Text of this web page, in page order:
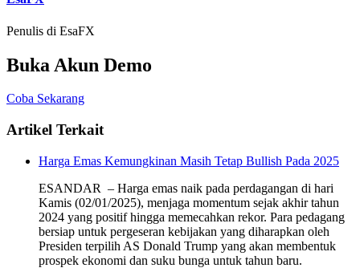
Penulis di EsaFX
Buka Akun Demo
Coba Sekarang
Artikel Terkait
Harga Emas Kemungkinan Masih Tetap Bullish Pada 2025
ESANDAR – Harga emas naik pada perdagangan di hari
Kamis (02/01/2025), menjaga momentum sejak akhir tahun
2024 yang positif hingga memecahkan rekor. Para pedagang
bersiap untuk pergeseran kebijakan yang diharapkan oleh
Presiden terpilih AS Donald Trump yang akan membentuk
prospek ekonomi dan suku bunga untuk tahun baru.